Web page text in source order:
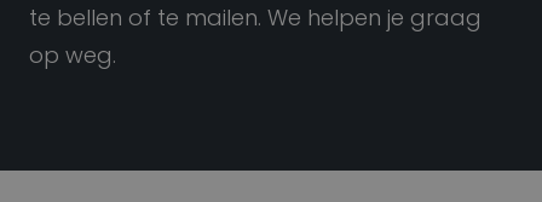
te bellen of te mailen. We helpen je graag
op weg.